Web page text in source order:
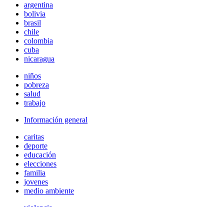
argentina
bolivia
brasil
chile
colombia
cuba
nicaragua
niños
pobreza
salud
trabajo
Información general
caritas
deporte
educación
elecciones
familia
jovenes
medio ambiente